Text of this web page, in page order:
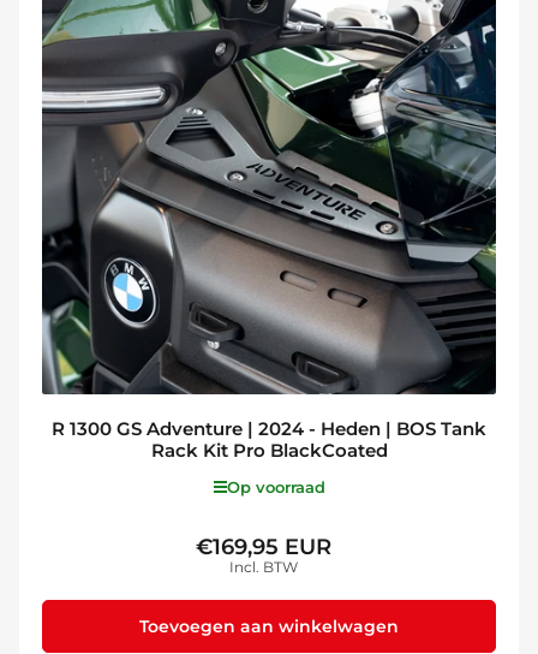
R 1300 GS Adventure | 2024 - Heden | BOS Tank
Rack Kit Pro BlackCoated
Op voorraad
Normale
prijs
€169,95 EUR
Incl. BTW
Toevoegen aan winkelwagen